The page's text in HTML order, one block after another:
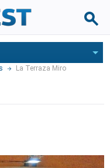
La Terraza Miro